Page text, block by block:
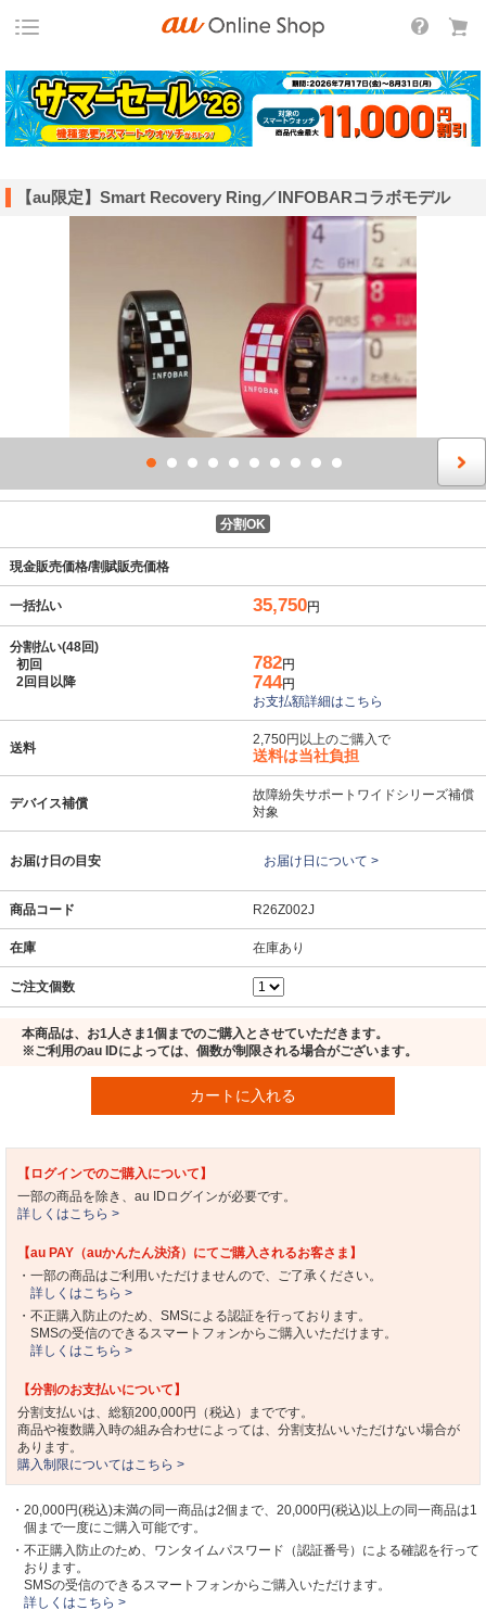
【au限定】Smart Recovery Ring／INFOBARコラボモデル
分割OK
現金販売価格/割賦販売価格
一括払い 35,750円
分割払い(48回)
初回
2回目以降
782円
744円
お支払額詳細はこちら
送料
2,750円以上のご購入で
送料は当社負担
デバイス補償
故障紛失サポートワイドシリーズ補償
対象
お届け日の目安 お届け日について >
商品コード R26Z002J
在庫 在庫あり
ご注文個数
本商品は、お1人さま1個までのご購入とさせていただきます。
※ご利用のau IDによっては、個数が制限される場合がございます。
カートに入れる
【ログインでのご購入について】
一部の商品を除き、au IDログインが必要です。
詳しくはこちら >
【au PAY（auかんたん決済）にてご購入されるお客さま】
・一部の商品はご利用いただけませんので、ご了承ください。
詳しくはこちら >
・不正購入防止のため、SMSによる認証を行っております。
SMSの受信のできるスマートフォンからご購入いただけます。
詳しくはこちら >
【分割のお支払いについて】
分割支払いは、総額200,000円（税込）までです。
商品や複数購入時の組み合わせによっては、分割支払いいただけない場合が
あります。
購入制限についてはこちら >
・20,000円(税込)未満の同一商品は2個まで、20,000円(税込)以上の同一商品は1
個まで一度にご購入可能です。
・不正購入防止のため、ワンタイムパスワード（認証番号）による確認を行って
おります。
SMSの受信のできるスマートフォンからご購入いただけます。
詳しくはこちら >